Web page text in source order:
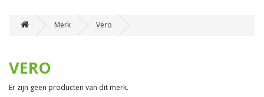
Merk Vero
VERO
Er zijn geen producten van dit merk.